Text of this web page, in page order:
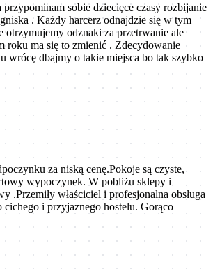
sobie dziecięce czasy rozbijanie
. Każdy harcerz odnajdzie się w tym
otrzymujemy odznaki za przetrwanie ale
roku ma się to zmienić . Zdecydowanie
wrócę dbajmy o takie miejsca bo tak szybko
za niską cenę.Pokoje są czyste,
wypoczynek. W pobliżu sklepy i
.Przemiły właściciel i profesjonalna obsługa
cichego i przyjaznego hostelu. Gorąco